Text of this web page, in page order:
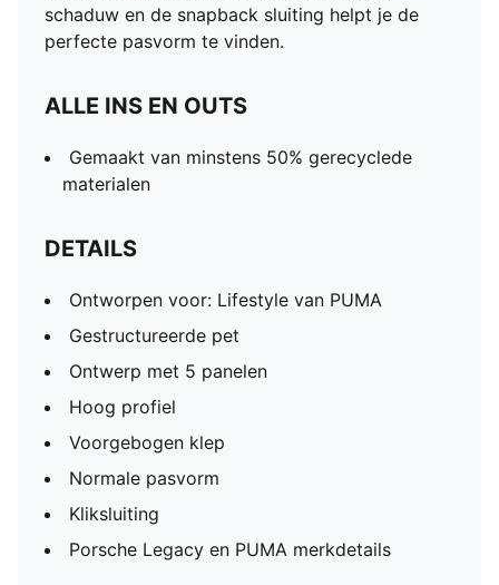
schaduw en de snapback sluiting helpt je de
perfecte pasvorm te vinden.
ALLE INS EN OUTS
Gemaakt van minstens 50% gerecyclede
materialen
DETAILS
Ontworpen voor: Lifestyle van PUMA
Gestructureerde pet
Ontwerp met 5 panelen
Hoog profiel
Voorgebogen klep
Normale pasvorm
Kliksluiting
Porsche Legacy en PUMA merkdetails